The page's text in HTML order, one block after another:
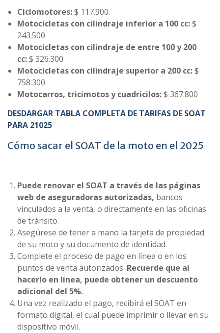
Ciclomotores:$ 117.900.
Motocicletas con cilindraje inferior a 100 cc:$
243.500
Motocicletas con cilindraje de entre 100 y 200
cc:$ 326.300
Motocicletas con cilindraje superior a 200 cc:$
758.300
Motocarros, tricimotos y cuadricilos:$ 367.800
DESDARGAR TABLA COMPLETA DE TARIFAS DE SOAT
PARA 21025
Cómo sacar el SOAT de la moto en el 2025
Puede renovar el SOAT a través de las páginas
web de aseguradoras autorizadas, bancos
vinculados a la venta, o directamente en las oficinas
de tránsito.
Asegúrese de tener a mano la tarjeta de propiedad
de su moto y su documento de identidad.
Complete el proceso de pago en línea o en los
puntos de venta autorizados. Recuerde que al
hacerlo en línea, puede obtener un descuento
adicional del 5%.
Una vez realizado el pago, recibirá el SOAT en
formato digital, el cual puede imprimir o llevar en su
dispositivo móvil.